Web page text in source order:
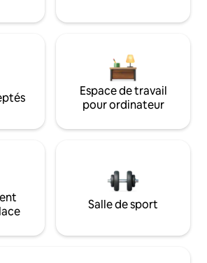
Espace de travail
pour ordinateur
Salle de sport